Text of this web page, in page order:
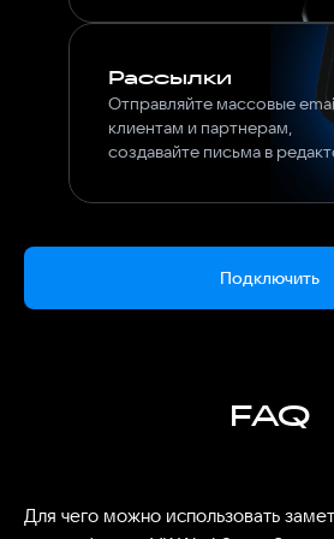
Рассылки
Отправляйте массовые
клиентам и партнерам,
создавайте письма в
Подключить
FAQ
Для чего можно использовать